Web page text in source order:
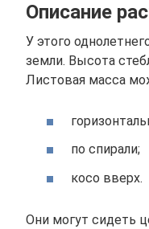
Описание
У этого
земли. Высота
по спирали;
косо вверх.
Они могут сидеть